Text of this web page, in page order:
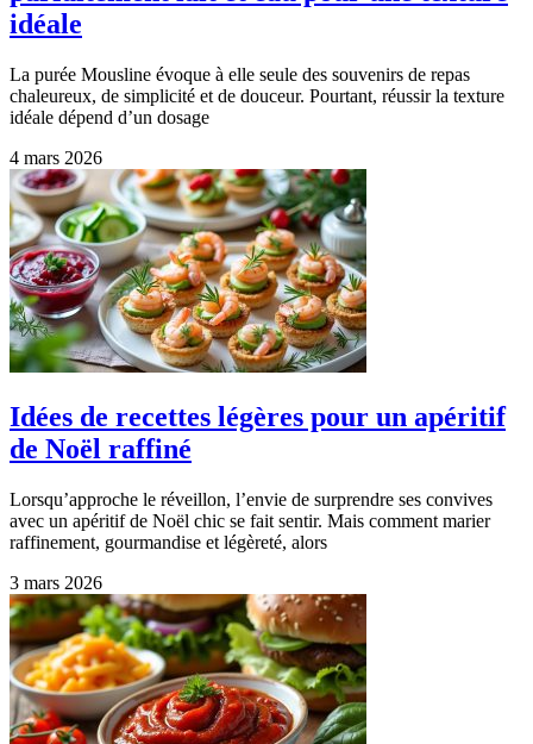
idéale
La purée Mousline évoque à elle seule des souvenirs de repas
chaleureux, de simplicité et de douceur. Pourtant, réussir la texture
idéale dépend d’un dosage
4 mars 2026
Idées de recettes légères pour un apéritif
de Noël raffiné
Lorsqu’approche le réveillon, l’envie de surprendre ses convives
avec un apéritif de Noël chic se fait sentir. Mais comment marier
raffinement, gourmandise et légèreté, alors
3 mars 2026